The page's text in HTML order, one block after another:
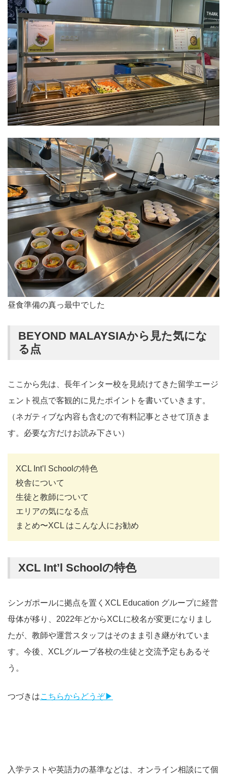
昼食準備の真っ最中でした
BEYOND MALAYSIAから見た気にな
る点
ここから先は、長年インター校を見続けてきた留学エージ
ェント視点で客観的に見たポイントを書いていきます。
（ネガティブな内容も含むので有料記事とさせて頂きま
す。必要な方だけお読み下さい）
XCL Int’l Schoolの特色
校舎について
生徒と教師について
エリアの気になる点
まとめ〜XCL はこんな人にお勧め
XCL Int’l Schoolの特色
シンガポールに拠点を置くXCL Education グループに経営
母体が移り、2022年どからXCLに校名が変更になりまし
たが、教師や運営スタッフはそのまま引き継がれていま
す。今後、XCLグループ各校の生徒と交流予定もあるそ
う。
つづきはこちらからどうぞ▶︎
入学テストや英語力の基準などは、オンライン相談にて個